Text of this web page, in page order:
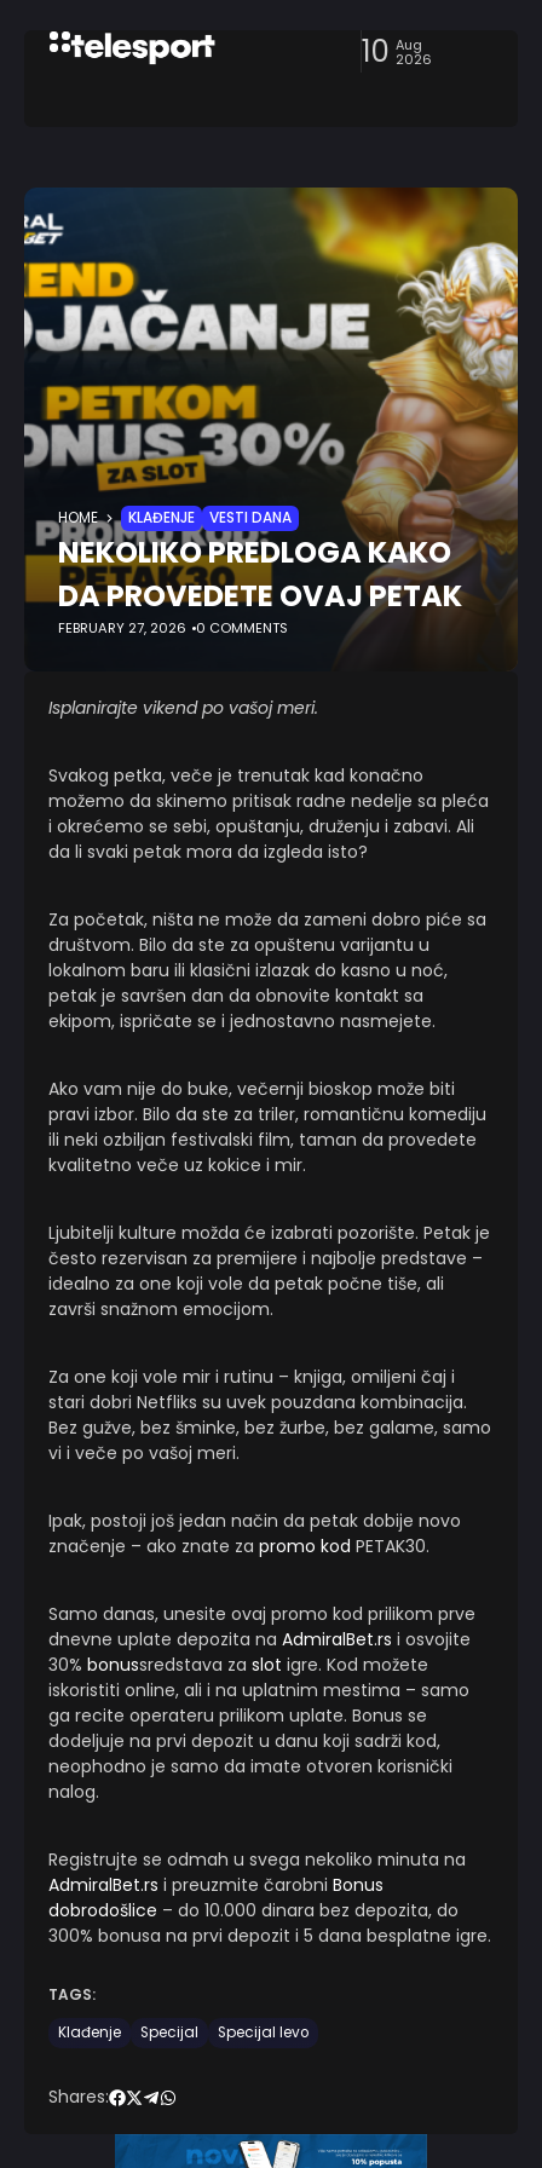
10 Aug
2026
HOME KLAĐENJE VESTI DANA
NEKOLIKO PREDLOGA KAKO
DA PROVEDETE OVAJ PETAK
FEBRUARY 27, 2026 0 COMMENTS
Isplanirajte vikend po vašoj meri.
Svakog petka, veče je trenutak kad konačno
možemo da skinemo pritisak radne nedelje sa pleća
i okrećemo se sebi, opuštanju, druženju i zabavi. Ali
da li svaki petak mora da izgleda isto?
Za početak, ništa ne može da zameni dobro piće sa
društvom. Bilo da ste za opuštenu varijantu u
lokalnom baru ili klasični izlazak do kasno u noć,
petak je savršen dan da obnovite kontakt sa
ekipom, ispričate se i jednostavno nasmejete.
Ako vam nije do buke, večernji bioskop može biti
pravi izbor. Bilo da ste za triler, romantičnu komediju
ili neki ozbiljan festivalski film, taman da provedete
kvalitetno veče uz kokice i mir.
Ljubitelji kulture možda će izabrati pozorište. Petak je
često rezervisan za premijere i najbolje predstave –
idealno za one koji vole da petak počne tiše, ali
završi snažnom emocijom.
Za one koji vole mir i rutinu – knjiga, omiljeni čaj i
stari dobri Netfliks su uvek pouzdana kombinacija.
Bez gužve, bez šminke, bez žurbe, bez galame, samo
vi i veče po vašoj meri.
Ipak, postoji još jedan način da petak dobije novo
značenje – ako znate za promo kod PETAK30.
Samo danas, unesite ovaj promo kod prilikom prve
dnevne uplate depozita na AdmiralBet.rs i osvojite
30% bonussredstava za slot igre. Kod možete
iskoristiti online, ali i na uplatnim mestima – samo
ga recite operateru prilikom uplate. Bonus se
dodeljuje na prvi depozit u danu koji sadrži kod,
neophodno je samo da imate otvoren korisnički
nalog.
Registrujte se odmah u svega nekoliko minuta na
AdmiralBet.rs i preuzmite čarobni Bonus
dobrodošlice – do 10.000 dinara bez depozita, do
300% bonusa na prvi depozit i 5 dana besplatne igre.
TAGS:
Klađenje
Specijal Specijal levo
Shares: